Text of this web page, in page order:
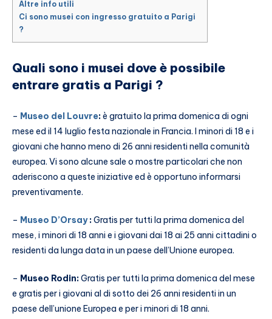
Altre info utili
Ci sono musei con ingresso gratuito a Parigi
?
Quali sono i musei dove è possibile
entrare gratis a Parigi ?
– Museo del Louvre:è gratuito la prima domenica di ogni
mese ed il 14 luglio festa nazionale in Francia. I minori di 18 e i
giovani che hanno meno di 26 anni residenti nella comunità
europea. Vi sono alcune sale o mostre particolari che non
aderiscono a queste iniziative ed è opportuno informarsi
preventivamente.
– Museo D’Orsay:Gratis per tutti la prima domenica del
mese, i minori di 18 anni e i giovani dai 18 ai 25 anni cittadini o
residenti da lunga data in un paese dell’Unione europea.
– Museo Rodin:Gratis per tutti la prima domenica del mese
e gratis per i giovani al di sotto dei 26 anni residenti in un
paese dell’unione Europea e per i minori di 18 anni.